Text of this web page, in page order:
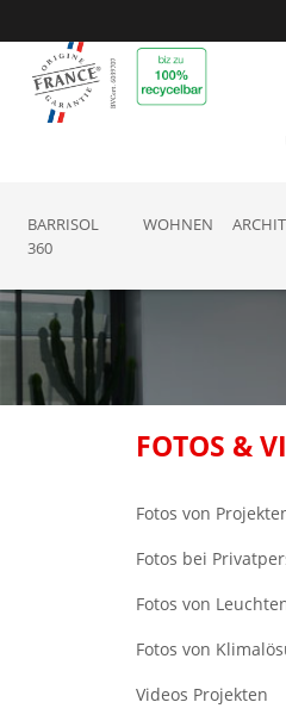
BARRISOL
360
WOHNEN
FOTOS &
Fotos von
Fotos bei
Fotos von
Fotos von
Videos Projekten